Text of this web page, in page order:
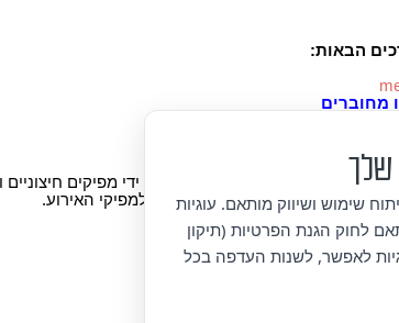
הבאות:
מחוברים
בנוסף אירועים, המופקים על ידי מפיקים חיצוניים
באירועים אלה – יש לפנות למפיקי האירוע.
שלך
שימוש ושיווק מותאם. עוגיות
לחוק הגנת הפרטיות (תיקון
לאפשר, לשנות העדפה בכל